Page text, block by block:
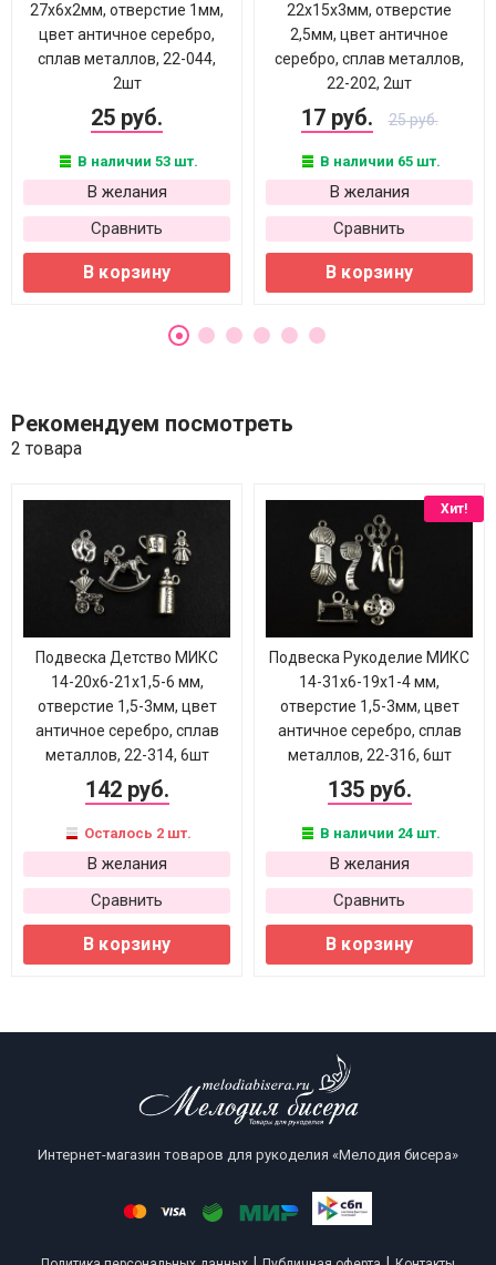
27х6х2мм, отверстие 1мм,
цвет античное серебро,
сплав металлов, 22-044,
2шт
25 руб.
В наличии 53 шт.
В желания
Сравнить
В корзину
22х15х3мм, отверстие
2,5мм, цвет античное
серебро, сплав металлов,
22-202, 2шт
17 руб. 25 руб.
В наличии 65 шт.
В желания
Сравнить
В корзину
Рекомендуем посмотреть
2 товара
Подвеска Детство МИКС
14-20х6-21х1,5-6 мм,
отверстие 1,5-3мм, цвет
античное серебро, сплав
металлов, 22-314, 6шт
142 руб.
Осталось 2 шт.
В желания
Сравнить
В корзину
Хит!
Подвеска Рукоделие МИКС
14-31х6-19х1-4 мм,
отверстие 1,5-3мм, цвет
античное серебро, сплав
металлов, 22-316, 6шт
135 руб.
В наличии 24 шт.
В желания
Сравнить
В корзину
Интернет-магазин товаров для рукоделия «Мелодия бисера»